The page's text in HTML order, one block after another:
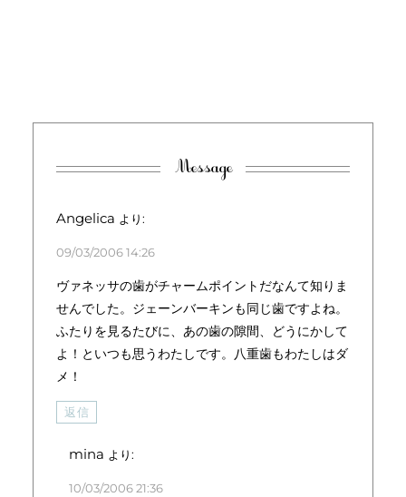
Message
Angelica より:
09/03/2006 14:26
ヴァネッサの歯がチャームポイントだなんて知りま
せんでした。ジェーンバーキンも同じ歯ですよね。
ふたりを見るたびに、あの歯の隙間、どうにかして
よ！といつも思うわたしです。八重歯もわたしはダ
メ！
返信
mina より:
10/03/2006 21:36